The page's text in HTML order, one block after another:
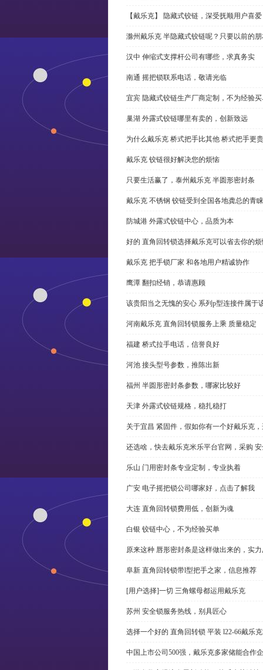
【戴乐克】 隐藏式铰链，深受抚顺用户喜
滁州戴乐克 半隐藏式铰链呢？只要以前的
汉中 伸缩式支撑杆公司有哪些，求真务实
南通 摇把锁联系电话，敬请光临
宜宾 隐藏式铰链生产厂商定制，不为经验
巢湖 外露式铰链哪里有卖的，创新致远
为什么戴乐克 桥式把手比其他 桥式把手更
戴乐克 铰链很好解决您的烦恼
只要生活赢了，泰州戴乐克 半圆形密封条
戴乐克 不锈钢 铰链受到全国各地龚总的青睐
防城港 外露式铰链中心，品质为本
好的 直角回转锁选择戴乐克可以省去你的
戴乐克 把手锁厂家 和各地用户精诚协作
鹰潭 翻扣经销，恭请惠顾
该贵阳当之无愧的安心 系列p型连接件属于
河南戴乐克 直角回转锁服务上乘 质量稳定
福建 桥式拉手电话，信誉良好
河池 接头型号参数，推陈出新
福州 半圆形密封条参数，哪家比较好
天津 外露式铰链规格，稳扎稳打
关于宜昌 紧固件，假如你有一个好戴乐克
还选啥，快去戴乐克米乐平台官网，采购
乐山 门用密封条专业定制，专业执着
广安 电子摇把锁公司哪家好，点击了解我
大连 直角回转锁费用低，创新为魂
白银 铰链中心，不为经验买单
原来这种 唇形密封条是这样做出来的，实
阜新 直角回转锁带l型把手之家，信息推荐
[用户选择]一切 三角螺母都运用戴乐克
苏州 安全锁服务热线，别具匠心
选择一个好的 直角回转锁 平装 l22-66戴乐
中国上市公司500强，戴乐克多家储能合作